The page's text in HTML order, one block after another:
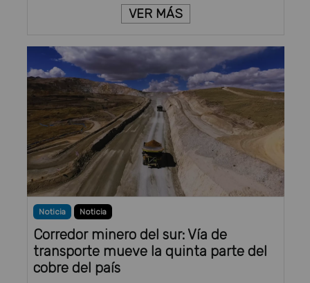
VER MÁS
Noticia Noticia
Corredor minero del sur: Vía de
transporte mueve la quinta parte del
cobre del país